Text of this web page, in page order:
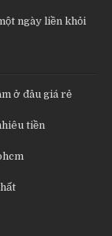
ngày liền khỏi
ở đâu giá rẻ
tiền